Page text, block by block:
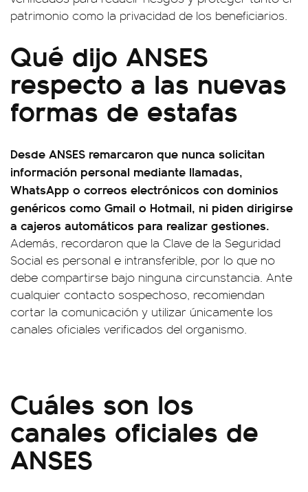
patrimonio como la privacidad de los beneficiarios.
Qué dijo ANSES
respecto a las nuevas
formas de estafas
Desde ANSES remarcaron que nunca solicitan
información personal mediante llamadas,
WhatsApp o correos electrónicos con dominios
genéricos como Gmail o Hotmail, ni piden dirigirse
a cajeros automáticos para realizar gestiones.
Además, recordaron que la Clave de la Seguridad
Social es personal e intransferible, por lo que no
debe compartirse bajo ninguna circunstancia. Ante
cualquier contacto sospechoso, recomiendan
cortar la comunicación y utilizar únicamente los
canales oficiales verificados del organismo.
Cuáles son los
canales oficiales de
ANSES